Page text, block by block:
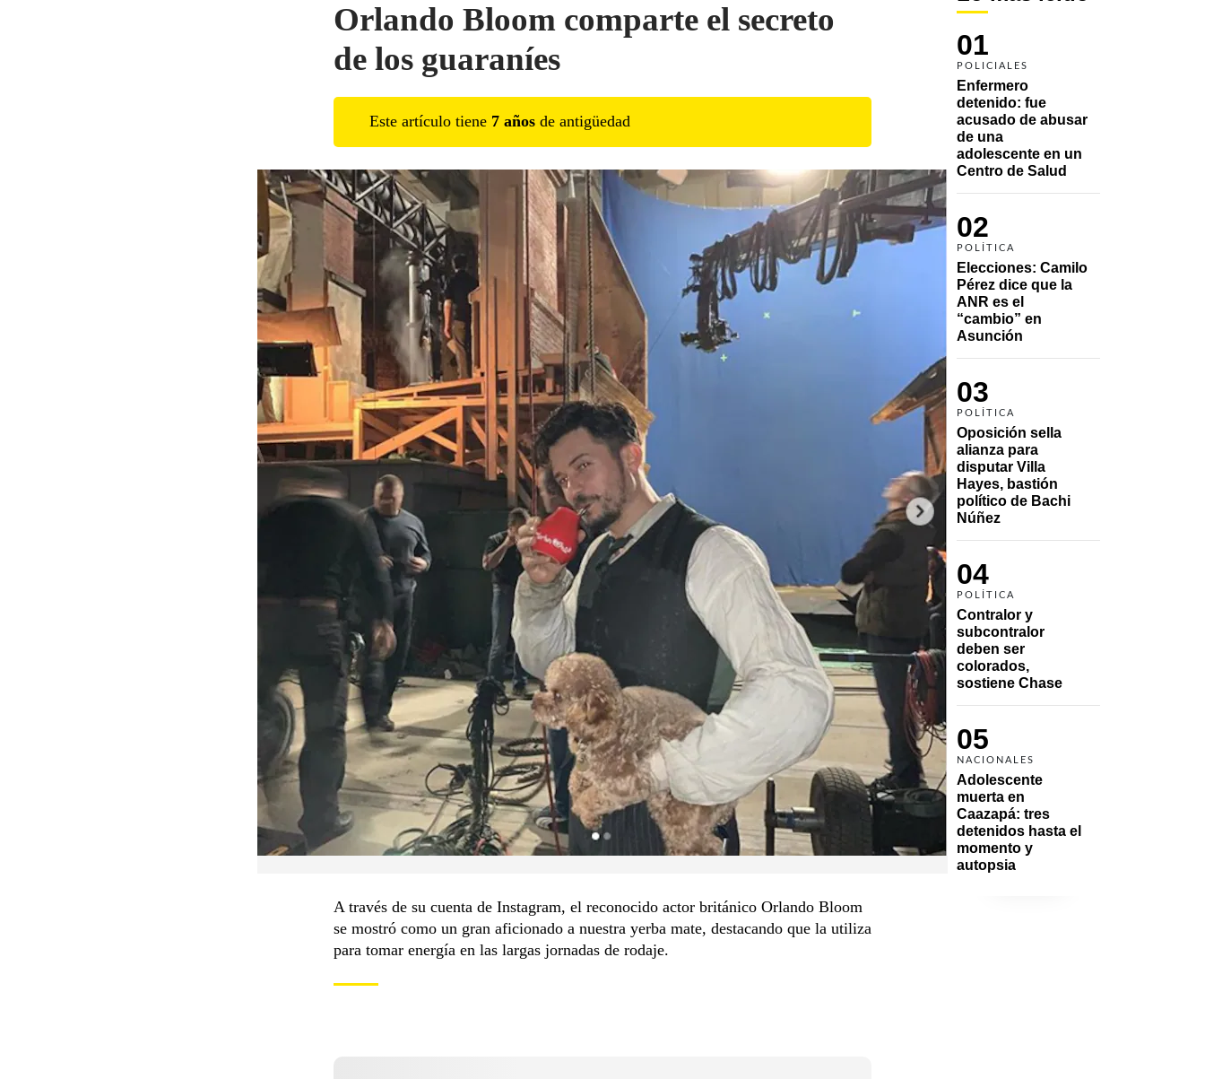
01
POLICIALES
Enfermero
detenido: fue
acusado de abusar
de una
adolescente en un
Centro de Salud
02
POLÍTICA
Elecciones: Camilo
Pérez dice que la
ANR es el
“cambio” en
Asunción
03
POLÍTICA
Oposición sella
alianza para
disputar Villa
Hayes, bastión
político de Bachi
Núñez
04
POLÍTICA
Contralor y
subcontralor
deben ser
colorados,
sostiene Chase
05
NACIONALES
Adolescente
muerta en
Caazapá: tres
detenidos hasta el
momento y
autopsia
Orlando Bloom comparte el secreto
de los guaraníes
Este artículo tiene 7 años de antigüedad
A través de su cuenta de Instagram, el reconocido actor británico Orlando Bloom
se mostró como un gran aficionado a nuestra yerba mate, destacando que la utiliza
para tomar energía en las largas jornadas de rodaje.